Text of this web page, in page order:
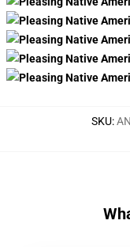
SKU: